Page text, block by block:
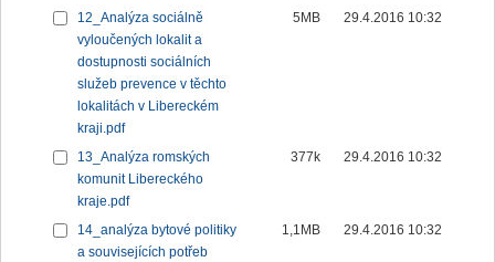
12_Analýza sociálně
vyloučených lokalit a
dostupnosti sociálních
služeb prevence v těchto
lokalitách v Libereckém
kraji.pdf
5MB 29.4.2016 10:32
13_Analýza romských
komunit Libereckého
kraje.pdf
377k 29.4.2016 10:32
14_analýza bytové politiky
a souvisejících potřeb
1,1MB 29.4.2016 10:32